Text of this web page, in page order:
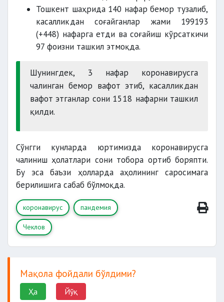
Тошкент шаҳрида 140 нафар бемор тузалиб,
касалликдан соғайганлар жами 199193
(+448) нафарга етди ва соғайиш кўрсаткичи
97 фоизни ташкил этмоқда.
Шунингдек, 3 нафар коронавирусга
чалинган бемор вафот этиб, касалликдан
вафот этганлар сони 1518 нафарни ташкил
қилди.
Сўнгги кунларда юртимизда коронавирусга
чалиниш ҳолатлари сони тобора ортиб боряпти.
Бу эса баъзи ҳолларда аҳолининг саросимага
берилишига сабаб бўлмоқда.
коронавирус пандемия
Чеклов
Мақола фойдали бўлдими?
Ҳа Йўқ